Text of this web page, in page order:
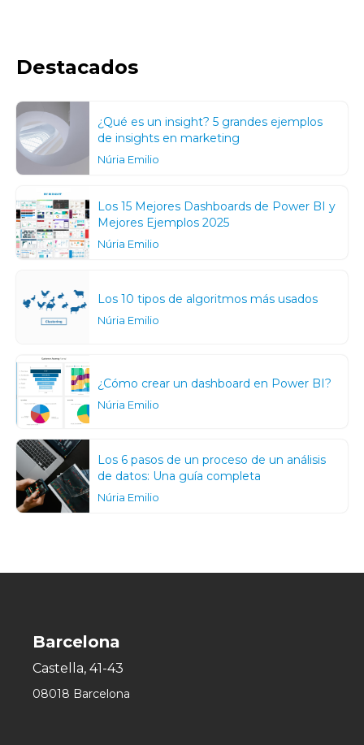
Destacados
¿Qué es un insight? 5 grandes ejemplos
de insights en marketing
Núria Emilio
Los 15 Mejores Dashboards de Power BI y
Mejores Ejemplos 2025
Núria Emilio
Los 10 tipos de algoritmos más usados
Núria Emilio
¿Cómo crear un dashboard en Power BI?
Núria Emilio
Los 6 pasos de un proceso de un análisis
de datos: Una guía completa
Núria Emilio
Barcelona
Castella, 41-43
08018 Barcelona